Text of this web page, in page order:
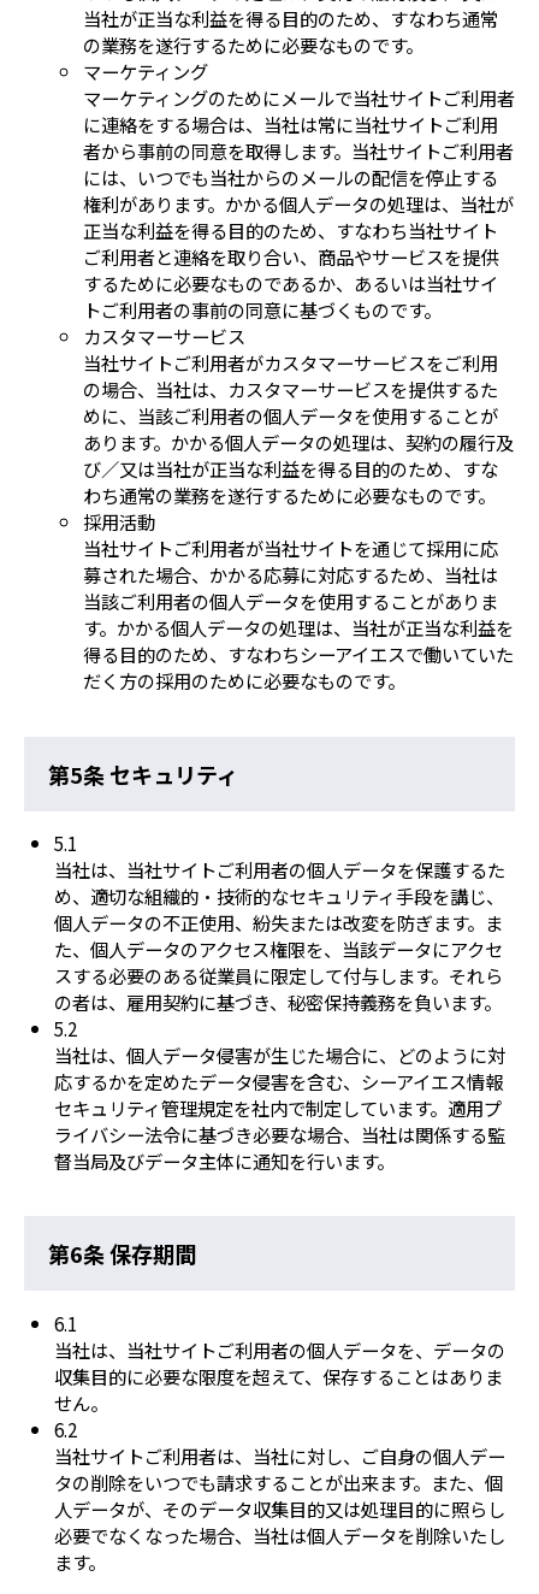
当社が正当な利益を得る目的のため、すなわち通常
の業務を遂行するために必要なものです。
マーケティング
マーケティングのためにメールで当社サイトご利用者
に連絡をする場合は、当社は常に当社サイトご利用
者から事前の同意を取得します。当社サイトご利用者
には、いつでも当社からのメールの配信を停止する
権利があります。かかる個人データの処理は、当社が
正当な利益を得る目的のため、すなわち当社サイト
ご利用者と連絡を取り合い、商品やサービスを提供
するために必要なものであるか、あるいは当社サイ
トご利用者の事前の同意に基づくものです。
カスタマーサービス
当社サイトご利用者がカスタマーサービスをご利用
の場合、当社は、カスタマーサービスを提供するた
めに、当該ご利用者の個人データを使用することが
あります。かかる個人データの処理は、契約の履行及
び／又は当社が正当な利益を得る目的のため、すな
わち通常の業務を遂行するために必要なものです。
採用活動
当社サイトご利用者が当社サイトを通じて採用に応
募された場合、かかる応募に対応するため、当社は
当該ご利用者の個人データを使用することがありま
す。かかる個人データの処理は、当社が正当な利益を
得る目的のため、すなわちシーアイエスで働いていた
だく方の採用のために必要なものです。
第5条 セキュリティ
5.1
当社は、当社サイトご利用者の個人データを保護するた
め、適切な組織的・技術的なセキュリティ手段を講じ、
個人データの不正使用、紛失または改変を防ぎます。ま
た、個人データのアクセス権限を、当該データにアクセ
スする必要のある従業員に限定して付与します。それら
の者は、雇用契約に基づき、秘密保持義務を負います。
5.2
当社は、個人データ侵害が生じた場合に、どのように対
応するかを定めたデータ侵害を含む、シーアイエス情報
セキュリティ管理規定を社内で制定しています。適用プ
ライバシー法令に基づき必要な場合、当社は関係する監
督当局及びデータ主体に通知を行います。
第6条 保存期間
6.1
当社は、当社サイトご利用者の個人データを、データの
収集目的に必要な限度を超えて、保存することはありま
せん。
6.2
当社サイトご利用者は、当社に対し、ご自身の個人デー
タの削除をいつでも請求することが出来ます。また、個
人データが、そのデータ収集目的又は処理目的に照らし
必要でなくなった場合、当社は個人データを削除いたし
ます。